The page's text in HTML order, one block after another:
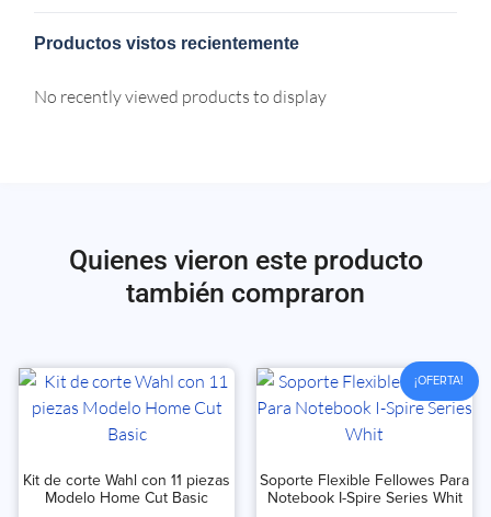
Productos vistos recientemente
No recently viewed products to display
Quienes vieron este producto
también compraron
Kit de corte Wahl con 11 piezas
Modelo Home Cut Basic
¡OFERTA!
Soporte Flexible Fellowes Para
Notebook I-Spire Series Whit